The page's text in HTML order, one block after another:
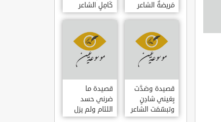
مَريضةٌ الشاعر
العوام بن عقبة
كَامِلٍ الشاعر
العوام بن عقبة
قصيدة وصَدَّت
بِعَيني شادِنٍ
وتبسّمَت الشاعر
العوام بن عقبة
قصيدة ما
ضرني حسد
اللئام ولم يزل
الشاعر عمارة بن